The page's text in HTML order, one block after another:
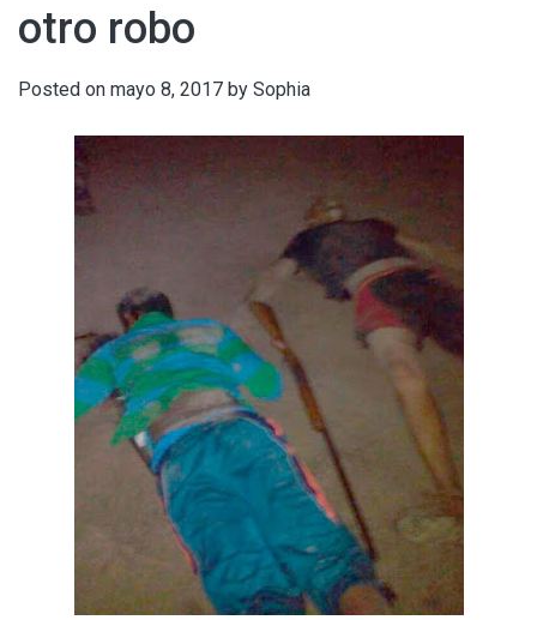
otro robo
Posted on mayo 8, 2017 by Sophia